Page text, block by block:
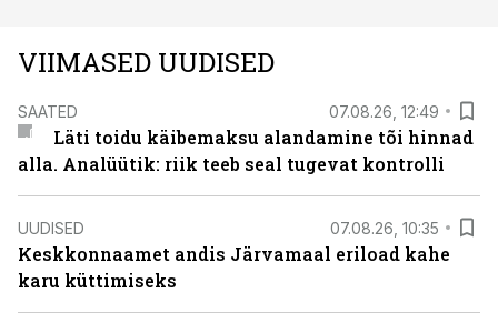
VIIMASED UUDISED
SAATED 07.08.26, 12:49
Läti toidu käibemaksu alandamine tõi hinnad
alla. Analüütik: riik teeb seal tugevat kontrolli
UUDISED 07.08.26, 10:35
Keskkonnaamet andis Järvamaal eriload kahe
karu küttimiseks